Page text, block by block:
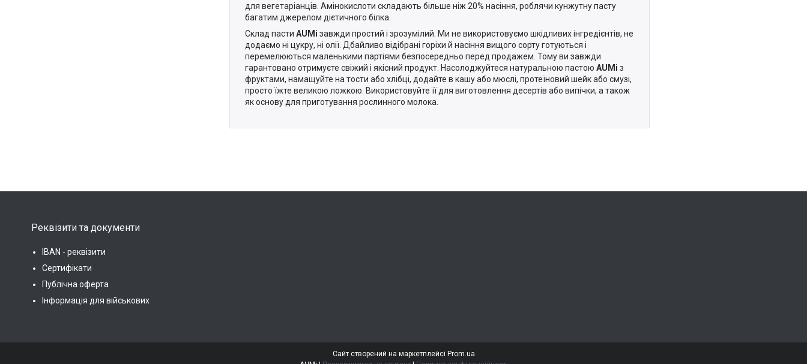
для вегетаріанців. Амінокислоти складають більше ніж 20% насіння, роблячи кунжутну пасту
багатим джерелом дієтичного білка.
Склад пасти AUMі завжди простий і зрозумілий. Ми не використовуємо шкідливих інгредієнтів, не
додаємо ні цукру, ні олії. Дбайливо відібрані горіхи й насіння вищого сорту готуються і
перемелюються маленькими партіями безпосередньо перед продажем. Тому ви завжди
гарантовано отримуєте свіжий і якісний продукт. Насолоджуйтеся натуральною пастою AUMі з
фруктами, намащуйте на тости або хлібці, додайте в кашу або мюслі, протеїновий шейк або смузі,
просто їжте великою ложкою. Використовуйте її для виготовлення десертів або випічки, а також
як основу для приготування рослинного молока.
Реквізити та документи
IBAN - реквізити
Сертифікати
Публічна оферта
Інформація для військових
Сайт створений на маркетплейсі Prom.ua